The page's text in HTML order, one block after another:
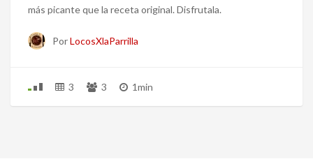
más picante que la receta original. Disfrutala.
PorLocosXlaParrilla
3 3 1min